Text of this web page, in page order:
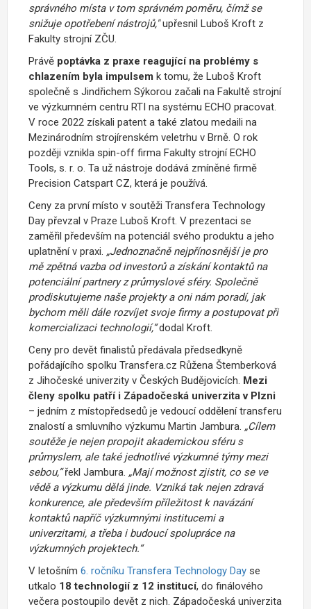
správného místa v tom správném poměru, čímž se
snižuje opotřebení nástrojů,"upřesnil Luboš Kroft z
Fakulty strojní ZČU.
Právě poptávka z praxe reagující na problémy s
chlazením byla impulsem k tomu, že Luboš Kroft
společně s Jindřichem Sýkorou začali na Fakultě strojní
ve výzkumném centru RTI na systému ECHO pracovat.
V roce 2022 získali patent a také zlatou medaili na
Mezinárodním strojírenském veletrhu v Brně. O rok
později vznikla spin-off firma Fakulty strojní ECHO
Tools, s. r. o. Ta už nástroje dodává zmíněné firmě
Precision Catspart CZ, která je používá.
Ceny za první místo v soutěži Transfera Technology
Day převzal v Praze Luboš Kroft. V prezentaci se
zaměřil především na potenciál svého produktu a jeho
uplatnění v praxi. „Jednoznačně nejpřínosnější je pro
mě zpětná vazba od investorů a získání kontaktů na
potenciální partnery z průmyslové sféry. Společně
prodiskutujeme naše projekty a oni nám poradí, jak
bychom měli dále rozvíjet svoje firmy a postupovat při
komercializaci technologií,“dodal Kroft.
Ceny pro devět finalistů předávala předsedkyně
pořádajícího spolku Transfera.cz Růžena Štemberková
z Jihočeské univerzity v Českých Budějovicích. Mezi
členy spolku patří i Západočeská univerzita v Plzni
– jedním z místopředsedů je vedoucí oddělení transferu
znalostí a smluvního výzkumu Martin Jambura. „Cílem
soutěže je nejen propojit akademickou sféru s
průmyslem, ale také jednotlivé výzkumné týmy mezi
sebou,“řekl Jambura. „Mají možnost zjistit, co se ve
vědě a výzkumu dělá jinde. Vzniká tak nejen zdravá
konkurence, ale především příležitost k navázání
kontaktů napříč výzkumnými institucemi a
univerzitami, a třeba i budoucí spolupráce na
výzkumných projektech.“
V letošním 6. ročníku Transfera Technology Day se
utkalo 18 technologií z 12 institucí, do finálového
večera postoupilo devět z nich. Západočeská univerzita